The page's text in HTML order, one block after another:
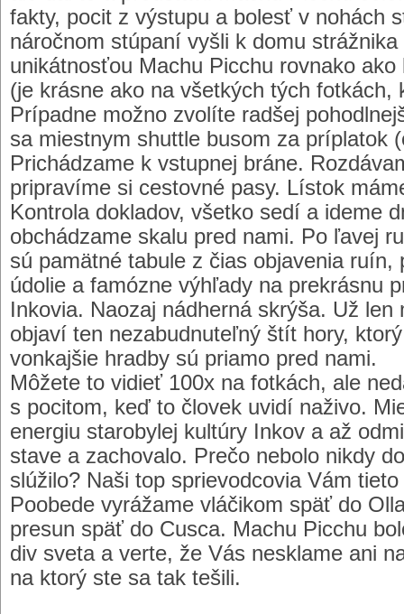
fakty, pocit z výstupu a bolesť v nohách
náročnom stúpaní vyšli k domu
unikátnosťou Machu Picchu rovnako
(je krásne ako na všetkých tých fotkách,
Prípadne možno zvolíte radšej
sa miestnym shuttle busom za príplatok
Prichádzame k vstupnej bráne.
pripravíme si cestovné pasy. Lístok
Kontrola dokladov, všetko sedí a ideme
obchádzame skalu pred nami. Po ľavej
sú pamätné tabule z čias objavenia ruín,
údolie a famózne výhľady na prekrásnu
Inkovia. Naozaj nádherná skrýša. Už
objaví ten nezabudnuteľný štít hory,
vonkajšie hradby sú priamo pred nami.
Môžete to vidieť 100x na fotkách, ale
s pocitom, keď to človek uvidí naživo.
energiu starobylej kultúry Inkov a až
stave a zachovalo. Prečo nebolo nikdy
slúžilo? Naši top sprievodcovia Vám
Poobede vyrážame vláčikom späť do
presun späť do Cusca. Machu Picchu
div sveta a verte, že Vás nesklame ani
na ktorý ste sa tak tešili.